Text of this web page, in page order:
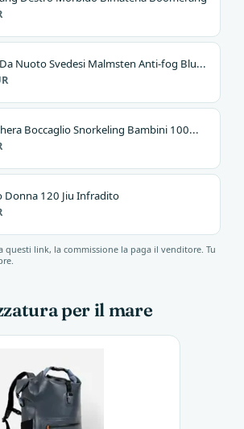
Nuoto Svedesi Malmsten Anti-fog Blu...
Boccaglio Snorkeling Bambini 100...
Donna 120 Jiu Infradito
questi link, la commissione la paga il venditore. Tu
per il mare